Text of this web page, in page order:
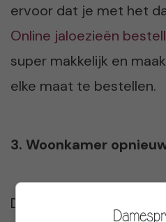
ervoor dat je met het
Online jaloezieën
super makkelijk en
elke maat te bestellen.
3. Woonkamer
De goedkoopste mini